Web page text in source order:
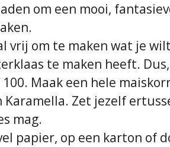
om een mooi,
vrij om te maken wat je
te maken heeft.
100. Maak een hele
Karamella. Zet jezelf
mag.
papier, op een karton of